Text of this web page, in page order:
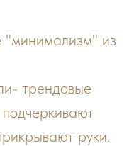
"минимализм" из
трендовые
руки.